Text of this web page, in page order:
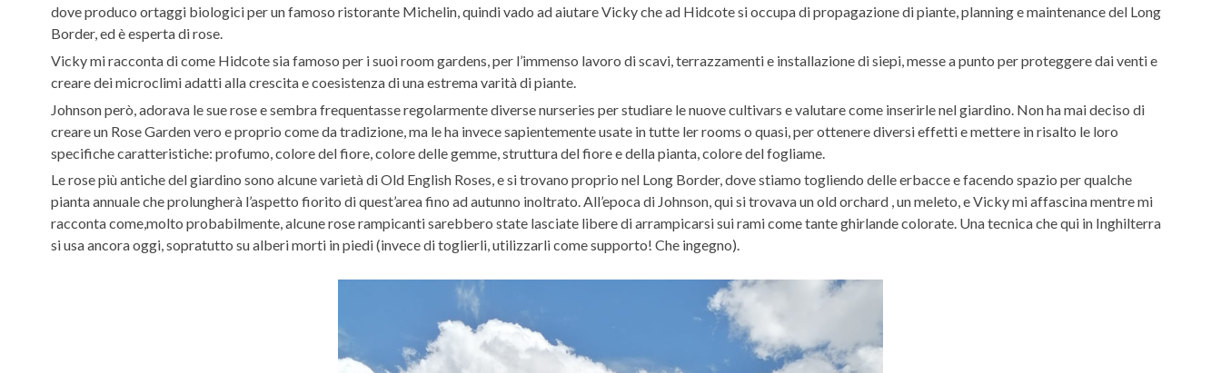
dove produco ortaggi biologici per un famoso ristorante Michelin, quindi vado ad aiutare Vicky che ad Hidcote si occupa di propagazione di piante, planning e maintenance del Long
Border, ed è esperta di rose.
Vicky mi racconta di come Hidcote sia famoso per i suoi room gardens, per l’immenso lavoro di scavi, terrazzamenti e installazione di siepi, messe a punto per proteggere dai venti e
creare dei microclimi adatti alla crescita e coesistenza di una estrema varità di piante.
Johnson però, adorava le sue rose e sembra frequentasse regolarmente diverse nurseries per studiare le nuove cultivars e valutare come inserirle nel giardino. Non ha mai deciso di
creare un Rose Garden vero e proprio come da tradizione, ma le ha invece sapientemente usate in tutte ler rooms o quasi, per ottenere diversi effetti e mettere in risalto le loro
specifiche caratteristiche: profumo, colore del fiore, colore delle gemme, struttura del fiore e della pianta, colore del fogliame.
Le rose più antiche del giardino sono alcune varietà di Old English Roses, e si trovano proprio nel Long Border, dove stiamo togliendo delle erbacce e facendo spazio per qualche
pianta annuale che prolungherà l’aspetto fiorito di quest’area fino ad autunno inoltrato. All’epoca di Johnson, qui si trovava un old orchard , un meleto, e Vicky mi affascina mentre mi
racconta come,molto probabilmente, alcune rose rampicanti sarebbero state lasciate libere di arrampicarsi sui rami come tante ghirlande colorate. Una tecnica che qui in Inghilterra
si usa ancora oggi, sopratutto su alberi morti in piedi (invece di toglierli, utilizzarli come supporto! Che ingegno).